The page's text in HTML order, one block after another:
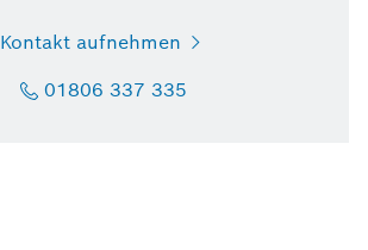
Kontakt aufnehmen
01806 337 335